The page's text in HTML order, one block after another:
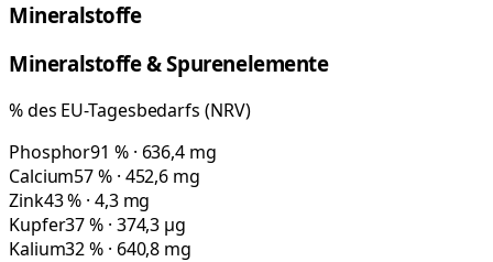
Mineralstoffe
Mineralstoffe & Spurenelemente
% des EU-Tagesbedarfs (NRV)
Phosphor91 % · 636,4 mg
Calcium57 % · 452,6 mg
Zink43 % · 4,3 mg
Kupfer37 % · 374,3 µg
Kalium32 % · 640,8 mg